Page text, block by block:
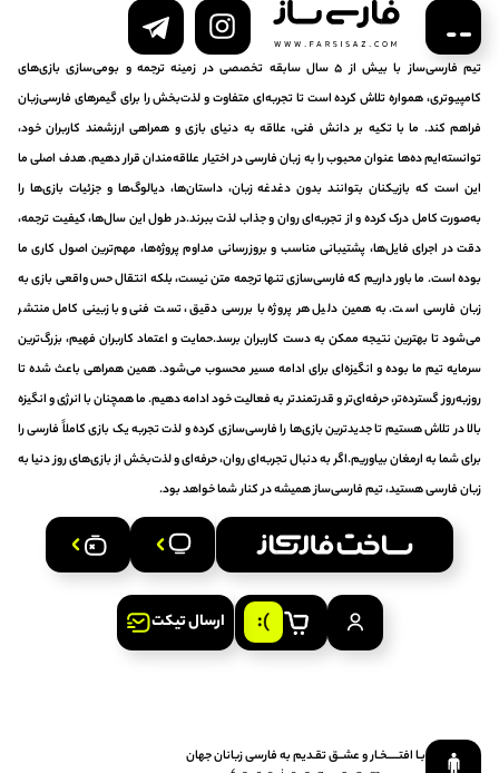
تیم فارسی‌ساز با بیش از ۵ سال سابقه تخصصی در زمینه ترجمه و بومی‌سازی بازی‌های
کامپیوتری، همواره تلاش کرده است تا تجربه‌ای متفاوت و لذت‌بخش را برای گیمرهای فارسی‌زبان
فراهم کند. ما با تکیه بر دانش فنی، علاقه به دنیای بازی و همراهی ارزشمند کاربران خود،
توانسته‌ایم ده‌ها عنوان محبوب را به زبان فارسی در اختیار علاقه‌مندان قرار دهیم. هدف اصلی ما
این است که بازیکنان بتوانند بدون دغدغه زبان، داستان‌ها، دیالوگ‌ها و جزئیات بازی‌ها را
به‌صورت کامل درک کرده و از تجربه‌ای روان و جذاب لذت ببرند.در طول این سال‌ها، کیفیت ترجمه،
دقت در اجرای فایل‌ها، پشتیبانی مناسب و بروزرسانی مداوم پروژه‌ها، مهم‌ترین اصول کاری ما
بوده است. ما باور داریم که فارسی‌سازی تنها ترجمه متن نیست، بلکه انتقال حس واقعی بازی به
زبان فارسی است. به همین دلیل هر پروژه با بررسی دقیق، تست فنی و بازبینی کامل منتشر
می‌شود تا بهترین نتیجه ممکن به دست کاربران برسد.حمایت و اعتماد کاربران فهیم، بزرگ‌ترین
سرمایه تیم ما بوده و انگیزه‌ای برای ادامه مسیر محسوب می‌شود. همین همراهی باعث شده تا
روزبه‌روز گسترده‌تر، حرفه‌ای‌تر و قدرتمندتر به فعالیت خود ادامه دهیم. ما همچنان با انرژی و انگیزه
بالا در تلاش هستیم تا جدیدترین بازی‌ها را فارسی‌سازی کرده و لذت تجربه یک بازی کاملاً فارسی را
برای شما به ارمغان بیاوریم.اگر به دنبال تجربه‌ای روان، حرفه‌ای و لذت‌بخش از بازی‌های روز دنیا به
زبان فارسی هستید، تیم فارسی‌ساز همیشه در کنار شما خواهد بود.
ارسال تیکت
بـا افتـــــخـار و عشــق‌ تقـدیم‌ به‌ فارسی‌ زبانان‌ جهان